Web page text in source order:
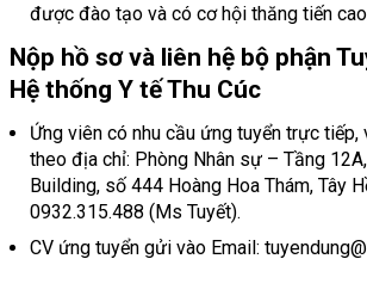
được đào tạo và có cơ hội thăng tiến
Nộp hồ sơ và liên hệ bộ phận
Hệ thống Y tế Thu Cúc
Ứng viên có nhu cầu ứng tuyển trực
theo địa chỉ: Phòng Nhân sự – Tầng
Building, số 444 Hoàng Hoa Thám, Tây
0932.315.488 (Ms Tuyết).
CV ứng tuyển gửi vào Email: